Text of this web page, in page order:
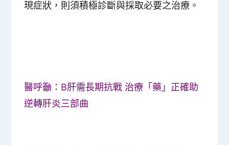
現症狀，則須積極診斷與採取必要之治療。
醫呼籲：B肝需長期抗戰 治療「藥」正確助
逆轉肝炎三部曲